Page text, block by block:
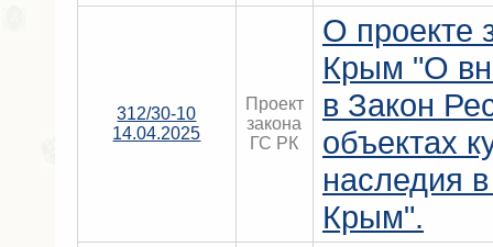
312/30-10
14.04.2025
Проект
закона
ГС РК
О проекте
Крым "О
в Закон
объектах
наследия
Крым".